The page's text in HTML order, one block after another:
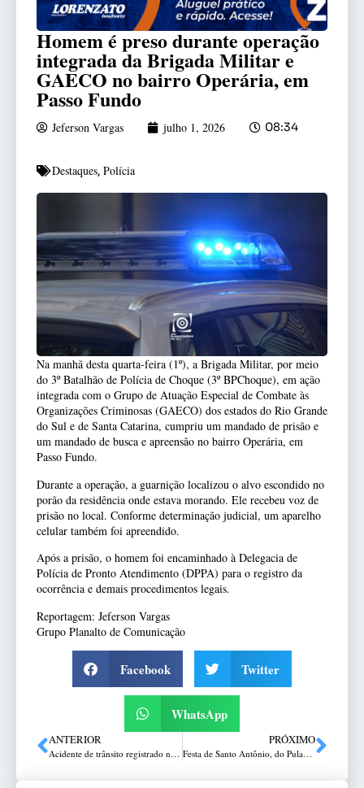
Homem é preso durante operação
integrada da Brigada Militar e
GAECO no bairro Operária, em
Passo Fundo
Jeferson Vargas julho 1, 2026 08:34
Destaques, Polícia
Na manhã desta quarta-feira (1º), a Brigada Militar, por meio
do 3º Batalhão de Polícia de Choque (3º BPChoque), em ação
integrada com o Grupo de Atuação Especial de Combate às
Organizações Criminosas (GAECO) dos estados do Rio Grande
do Sul e de Santa Catarina, cumpriu um mandado de prisão e
um mandado de busca e apreensão no bairro Operária, em
Passo Fundo.
Durante a operação, a guarnição localizou o alvo escondido no
porão da residência onde estava morando. Ele recebeu voz de
prisão no local. Conforme determinação judicial, um aparelho
celular também foi apreendido.
Após a prisão, o homem foi encaminhado à Delegacia de
Polícia de Pronto Atendimento (DPPA) para o registro da
ocorrência e demais procedimentos legais.
Reportagem: Jeferson Vargas
Grupo Planalto de Comunicação
Facebook Twitter
WhatsApp
ANTERIOR
Acidente de trânsito registrado na ERS-324 no trecho entre Passo Fundo e Marau
PRÓXIMO
Festa de Santo Antônio, do Pulador, passa a integrar Calendário de Eventos do Município